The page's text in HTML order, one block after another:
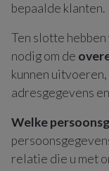
bepaalde klanten.
Ten slotte
nodig om de
kunnen
adresgegevens
Welke
relatie die u met